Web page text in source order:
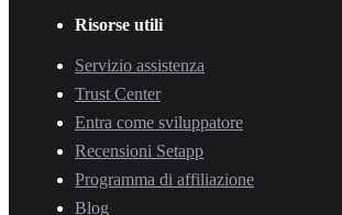
Risorse utili
Servizio assistenza
Trust Center
Entra come sviluppatore
Recensioni Setapp
Programma di affiliazione
Blog